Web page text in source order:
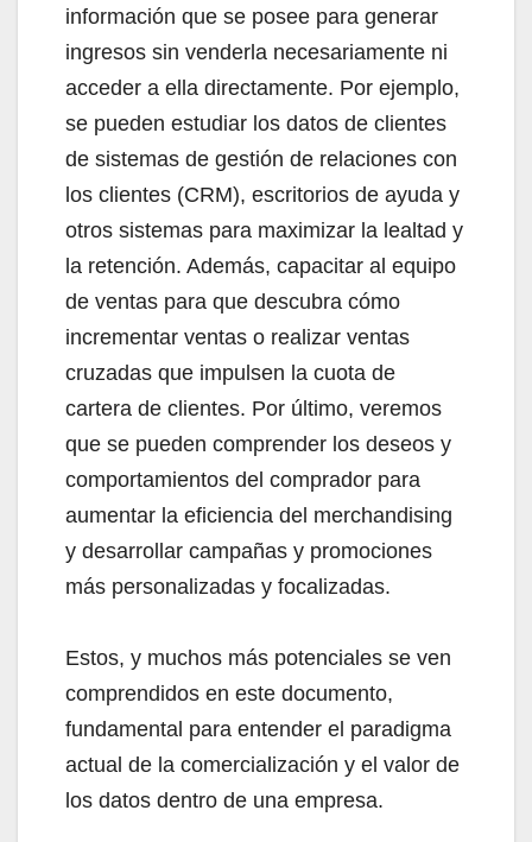
información que se posee para generar
ingresos sin venderla necesariamente ni
acceder a ella directamente. Por ejemplo,
se pueden estudiar los datos de clientes
de sistemas de gestión de relaciones con
los clientes (CRM), escritorios de ayuda y
otros sistemas para maximizar la lealtad y
la retención. Además, capacitar al equipo
de ventas para que descubra cómo
incrementar ventas o realizar ventas
cruzadas que impulsen la cuota de
cartera de clientes. Por último, veremos
que se pueden comprender los deseos y
comportamientos del comprador para
aumentar la eficiencia del merchandising
y desarrollar campañas y promociones
más personalizadas y focalizadas.
Estos, y muchos más potenciales se ven
comprendidos en este documento,
fundamental para entender el paradigma
actual de la comercialización y el valor de
los datos dentro de una empresa.